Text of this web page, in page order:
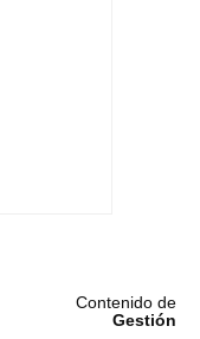
Contenido de
Gestión